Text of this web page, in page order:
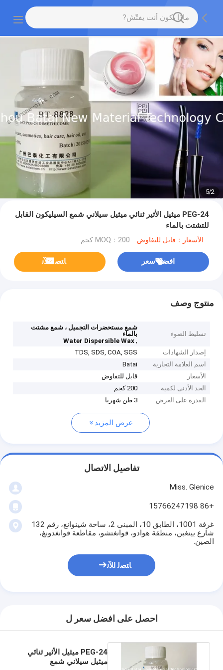
2
/
5
PEG-24 ميثيل الأثير ثنائي ميثيل سيلاني شمع السيليكون القابل
للتشتت بالماء
الأسعار：قابل للتفاوض MOQ：200 كجم
افضل سعر ﺎﺘﺼﻟ ﺍﻶﻧ
منتوج وصف
تسليط الضوء
شمع مستحضرات التجميل ، شمع مشتت
بالماء
,
Water Dispersible Wax
إصدار الشهادات
TDS, SDS, COA, SGS
اسم العلامة التجارية
Batai
الأسعار
قابل للتفاوض
الحد الأدنى لكمية
200 كجم
القدرة على العرض
3 طن شهريا
عرض المزيد
تفاصيل الاتصال
Miss. Glenice
+86 15766247198
غرفة 1001، الطابق 10، المبنى 2، ساحة شينوانغ، رقم 132
شارع يينغبن، منطقة هوادو، قوانغتشو، مقاطعة قوانغدونغ،
الصين.
ﺎﺘﺼﻟ ﺍﻶﻧ
احصل على افضل سعر ل
PEG-24 ميثيل الأثير ثنائي
ميثيل سيلاني شمع